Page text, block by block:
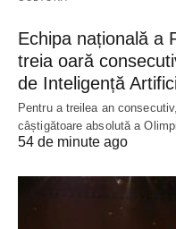
Echipa națională a
treia oară
de Inteligență
Pentru a treilea an
câștigătoare absolută a
54 de minute ago